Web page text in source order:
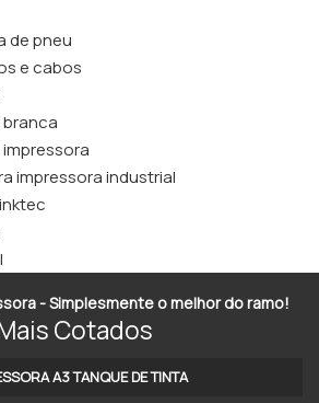
de pneu
e cabos
impressora industrial
- Simplesmente o melhor do ramo!
Cotados
A3 TANQUE DE TINTA​